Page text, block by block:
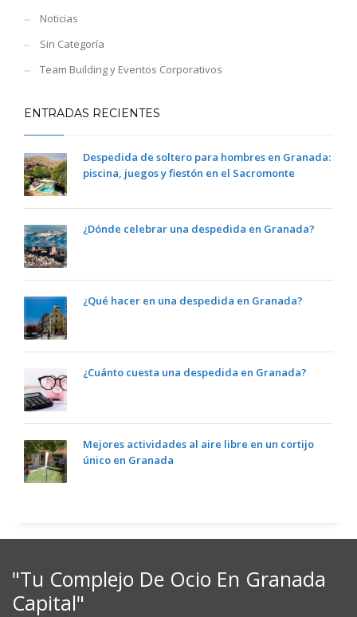
Noticias
Sin Categoría
Team Building y Eventos Corporativos
ENTRADAS RECIENTES
Despedida de soltero para hombres en Granada:
piscina, juegos y fiestón en el Sacromonte
¿Dónde celebrar una despedida en Granada?
¿Qué hacer en una despedida en Granada?
¿Cuánto cuesta una despedida en Granada?
Mejores actividades al aire libre en un cortijo
único en Granada
"Tu Complejo De Ocio En Granada
Capital"